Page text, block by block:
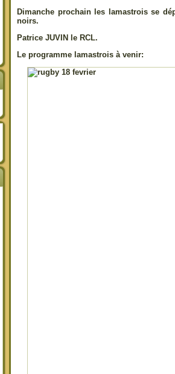
Dimanche prochain les lamastrois se
noirs.
Patrice JUVIN le RCL.
Le programme lamastrois à venir: